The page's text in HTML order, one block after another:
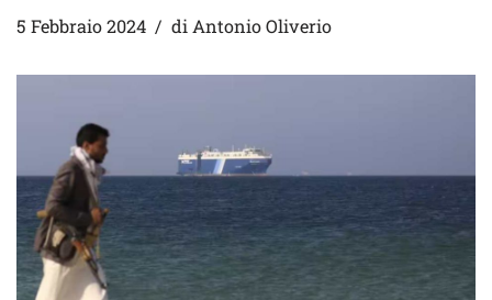
5 Febbraio 2024 di Antonio Oliverio